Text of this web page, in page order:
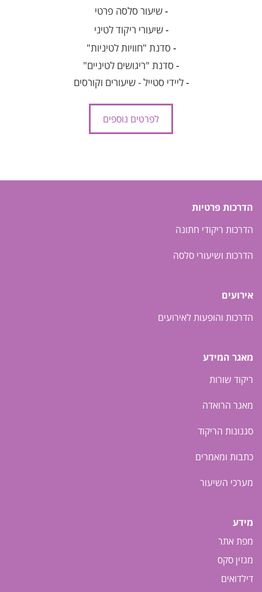
-שיעור סלסה פרטי
-שיעורי ריקוד לטיני
- סדנת "חוויות לטיניות"
- סדנת "ריגושים לטיניים"
-ליידי סטייל - שיעורים וקורסים
לפרטים נוספים
הדרכות פרטיות
הדרכות ריקודי חתונה
הדרכות ושיעורי סלסה
אירועים
הדרכות והופעות לאירועים
מאגר המידע
ריקוד שורות
מאגר הרואדה
סגנונות הריקוד
כתבות ומאמרים
מערכי השיעור
מידע
מפת אתר
מגזין סקס
דילדואים